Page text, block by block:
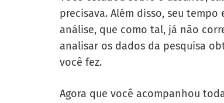
precisava. Além disso, seu tempo
análise, que como tal, já não
analisar os dados da pesquisa
você fez.
Agora que você acompanhou